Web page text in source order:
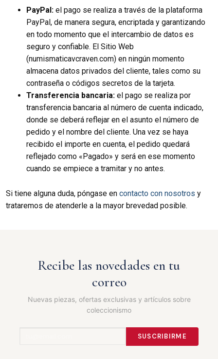
PayPal: el pago se realiza a través de la plataforma
PayPal, de manera segura, encriptada y garantizando
en todo momento que el intercambio de datos es
seguro y confiable. El Sitio Web
(numismaticavcraven.com) en ningún momento
almacena datos privados del cliente, tales como su
contraseña o códigos secretos de la tarjeta.
Transferencia bancaria: el pago se realiza por
transferencia bancaria al número de cuenta indicado,
donde se deberá reflejar en el asunto el número de
pedido y el nombre del cliente. Una vez se haya
recibido el importe en cuenta, el pedido quedará
reflejado como «Pagado» y será en ese momento
cuando se empiece a tramitar y no antes.
Si tiene alguna duda, póngase en contacto con nosotros y
trataremos de atenderle a la mayor brevedad posible.
Recibe las novedades en tu
correo
Nuevas piezas, ofertas exclusivas y artículos sobre
coleccionismo
SUSCRIBIRME